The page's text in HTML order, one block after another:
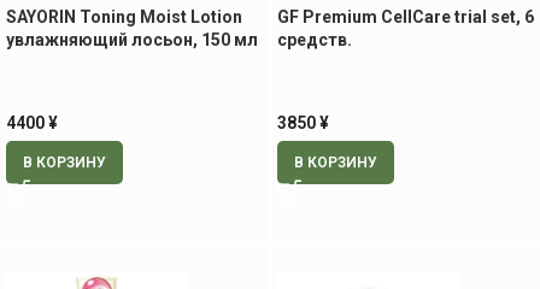
SAYORIN Toning Moist Lotion
увлажняющий лосьон, 150 мл
4400¥
В КОРЗИНУ
GF Premium CellCare trial set, 6
средств.
3850¥
В КОРЗИНУ